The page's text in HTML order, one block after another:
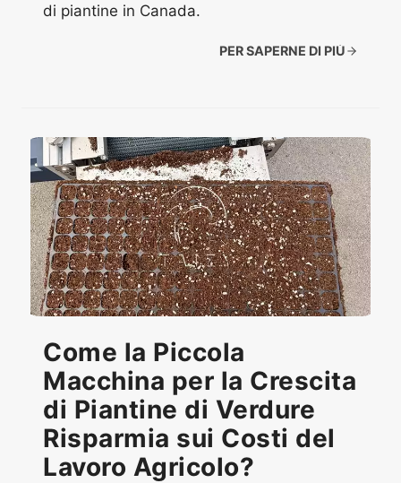
di piantine in Canada.
PER SAPERNE DI PIÙ
Come la Piccola
Macchina per la Crescita
di Piantine di Verdure
Risparmia sui Costi del
Lavoro Agricolo?